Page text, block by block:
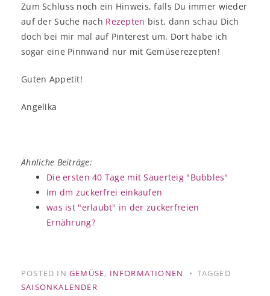
Zum Schluss noch ein Hinweis, falls Du immer wieder
auf der Suche nach Rezepten bist, dann schau Dich
doch bei mir mal auf Pinterest um. Dort habe ich
sogar eine Pinnwand nur mit Gemüserezepten!
Guten Appetit!
Angelika
Ähnliche Beiträge:
Die ersten 40 Tage mit Sauerteig "Bubbles"
Im dm zuckerfrei einkaufen
was ist "erlaubt" in der zuckerfreien
Ernährung?
POSTED IN GEMÜSE, INFORMATIONEN
TAGGED
SAISONKALENDER